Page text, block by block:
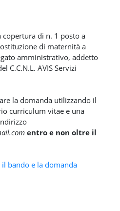
copertura di n. 1 posto a
di maternità a
amministrativo, addetto
C.C.N.L. AVIS Servizi
la domanda utilizzando il
curriculum vitae e una
entro e non oltre il
il bando e la domanda